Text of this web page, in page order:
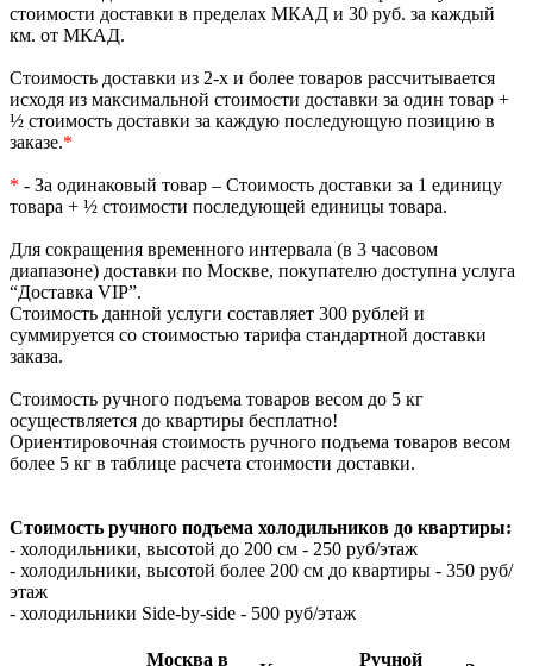
стоимости доставки в пределах МКАД и 30 руб. за каждый
км. от МКАД.
Стоимость доставки из 2-х и более товаров рассчитывается
исходя из максимальной стоимости доставки за один товар +
½ стоимость доставки за каждую последующую позицию в
заказе.*
* - За одинаковый товар – Стоимость доставки за 1 единицу
товара + ½ стоимости последующей единицы товара.
Для сокращения временного интервала (в 3 часовом
диапазоне) доставки по Москве, покупателю доступна услуга
“Доставка VIP”.
Стоимость данной услуги составляет 300 рублей и
суммируется со стоимостью тарифа стандартной доставки
заказа.
Стоимость ручного подъема товаров весом до 5 кг
осуществляется до квартиры бесплатно!
Ориентировочная стоимость ручного подъема товаров весом
более 5 кг в таблице расчета стоимости доставки.
Стоимость ручного подъема холодильников до квартиры:
- холодильники, высотой до 200 см - 250 руб/этаж
- холодильники, высотой более 200 см до квартиры - 350 руб/
этаж
- холодильники Side-by-side - 500 руб/этаж
Москва в Ручной